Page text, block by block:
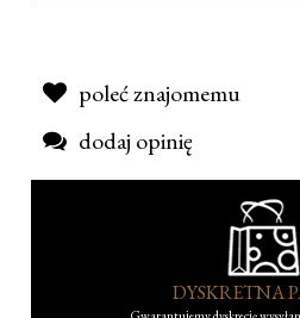
poleć znajomemu
dodaj opinię
DYSKRETNA